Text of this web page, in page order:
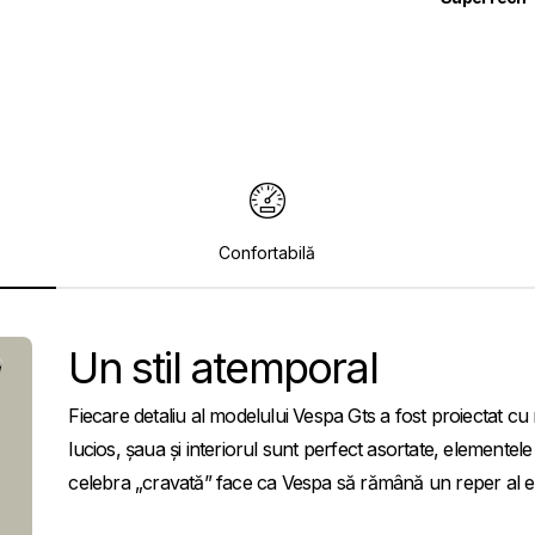
Confortabilă
Un stil atemporal
Fiecare detaliu al modelului Vespa Gts a fost proiectat
lucios, șaua și interiorul sunt perfect asortate,
celebra „cravată” face ca Vespa să rămână un reper al